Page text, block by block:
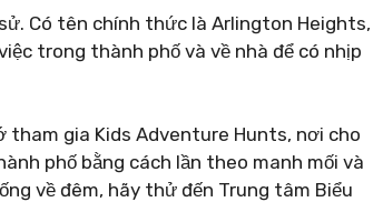
Có tên chính thức là Arlington Heights,
trong thành phố và về nhà để có nhịp
gia Kids Adventure Hunts, nơi cho
phố bằng cách lần theo manh mối và
về đêm, hãy thử đến Trung tâm Biểu